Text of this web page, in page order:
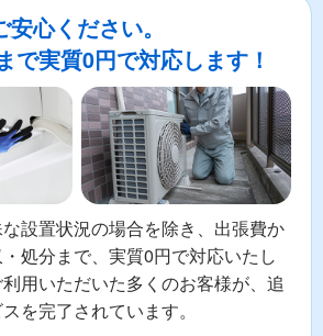
安心ください。
で実質0円で対応します！
設置状況の場合を除き、出張費か
処分まで、実質0円で対応いたし
用いただいた多くのお客様が、追
を完了されています。